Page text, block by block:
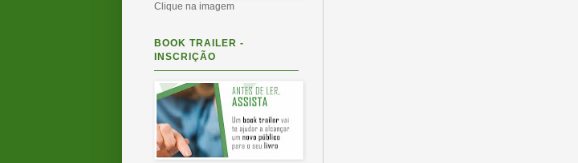
Clique na imagem
BOOK TRAILER -
INSCRIÇÃO